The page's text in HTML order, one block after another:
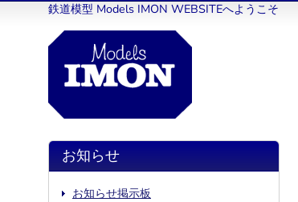
鉄道模型 Models IMON WEBSITEへようこそ
お知らせ
お知らせ掲示板